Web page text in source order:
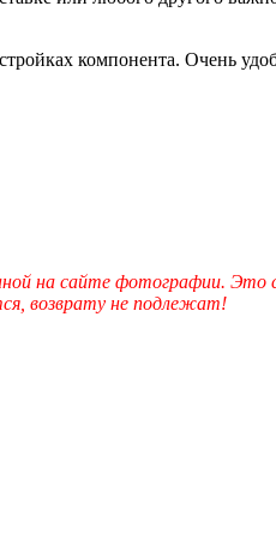
компонента. Очень
на сайте фотографии. Это
возврату не подлежат!